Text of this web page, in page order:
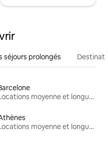
séjours prolongés
Locations moyenne et longue durée
Locations moyenne et longue durée